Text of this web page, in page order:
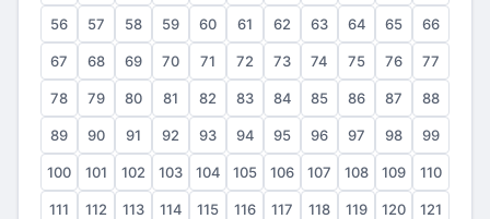
56 57 58 59 60 61 62 63 64 65 66
67 68 69 70 71 72 73 74 75 76 77
78 79 80 81 82 83 84 85 86 87 88
89 90 91 92 93 94 95 96 97 98 99
100 101 102 103 104 105 106 107 108 109 110
111 112 113 114 115 116 117 118 119 120 121